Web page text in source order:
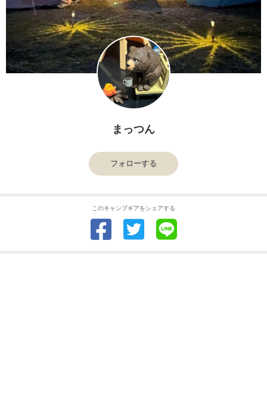
まっつん
フォローする
このキャンプギアをシェアする